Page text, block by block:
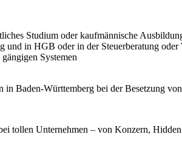
Studium oder kaufmännische
und in HGB oder in der Steuerberatung oder
Systemen
in Baden-Württemberg bei der Besetzung
tollen Unternehmen – von Konzern,